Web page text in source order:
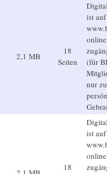
2,1 MB
18
Seiten
ist auf
(für
nur
18
ist auf